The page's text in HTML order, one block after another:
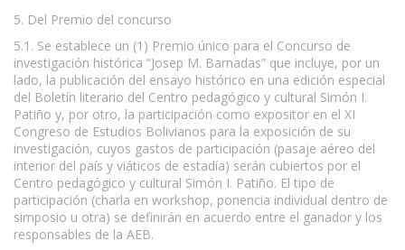
5. Del Premio del concurso
5.1. Se establece un (1) Premio único para el Concurso de
investigación histórica “Josep M. Barnadas” que incluye, por un
lado, la publicación del ensayo histórico en una edición especial
del Boletín literario del Centro pedagógico y cultural Simón I.
Patiño y, por otro, la participación como expositor en el XI
Congreso de Estudios Bolivianos para la exposición de su
investigación, cuyos gastos de participación (pasaje aéreo del
interior del país y viáticos de estadía) serán cubiertos por el
Centro pedagógico y cultural Simón I. Patiño. El tipo de
participación (charla en workshop, ponencia individual dentro de
simposio u otra) se definirán en acuerdo entre el ganador y los
responsables de la AEB.